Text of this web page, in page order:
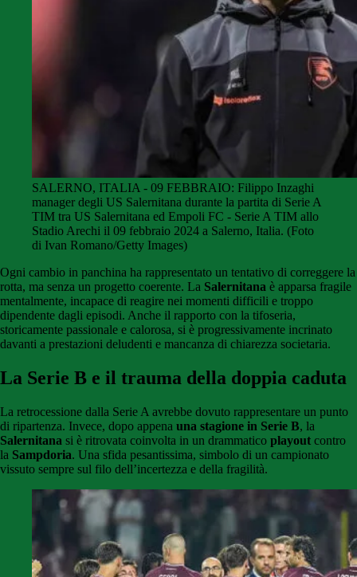
SALERNO, ITALIA - 09 FEBBRAIO: Filippo Inzaghi
manager degli US Salernitana durante la partita di Serie A
TIM tra US Salernitana ed Empoli FC - Serie A TIM allo
Stadio Arechi il 09 febbraio 2024 a Salerno, Italia. (Foto
di Ivan Romano/Getty Images)
Ogni cambio in panchina ha rappresentato un tentativo di correggere la
rotta, ma senza un progetto coerente. La Salernitana è apparsa fragile
mentalmente, incapace di reagire nei momenti difficili e troppo
dipendente dagli episodi. Anche il rapporto con la tifoseria,
storicamente passionale e calorosa, si è progressivamente incrinato
davanti a prestazioni deludenti e mancanza di chiarezza societaria.
La Serie B e il trauma della doppia caduta
La retrocessione dalla Serie A avrebbe dovuto rappresentare un punto
di ripartenza. Invece, dopo appena una stagione in Serie B, la
Salernitana si è ritrovata coinvolta in un drammatico playout contro
la Sampdoria. Una sfida pesantissima, simbolo di un campionato
vissuto sempre sul filo dell’incertezza e della fragilità.